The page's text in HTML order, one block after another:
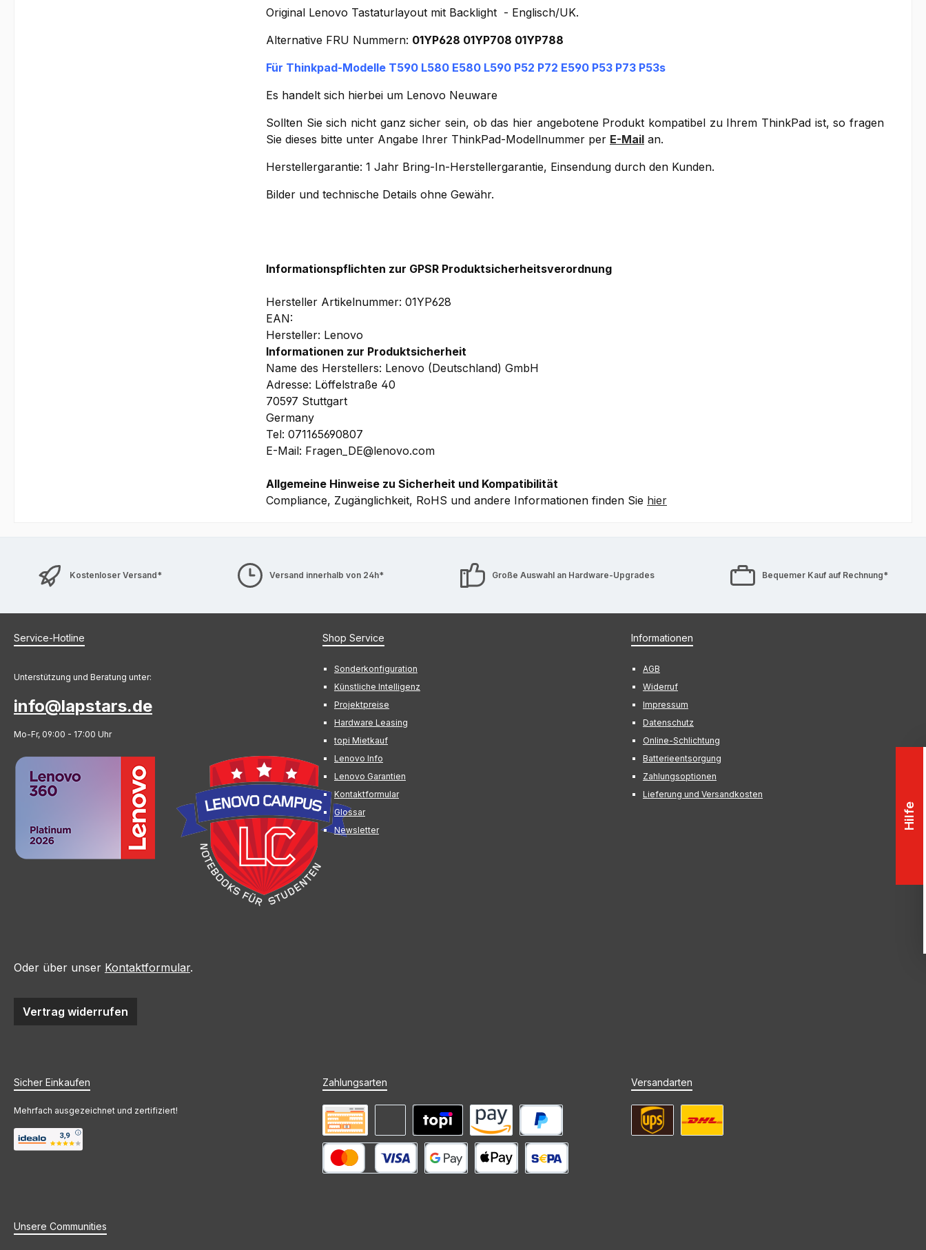
Original Lenovo Tastaturlayout mit Backlight - Englisch/UK.
Alternative FRU Nummern: 01YP628 01YP708 01YP788
Für Thinkpad-Modelle T590 L580 E580 L590 P52 P72 E590 P53 P73 P53s
Es handelt sich hierbei um Lenovo Neuware
Sollten Sie sich nicht ganz sicher sein, ob das hier angebotene Produkt kompatibel zu Ihrem ThinkPad ist, so fragen
Sie dieses bitte unter Angabe Ihrer ThinkPad-Modellnummer per E-Mail an.
Herstellergarantie: 1 Jahr Bring-In-Herstellergarantie, Einsendung durch den Kunden.
Bilder und technische Details ohne Gewähr.
Informationspflichten zur GPSR Produktsicherheitsverordnung
Hersteller Artikelnummer: 01YP628
EAN:
Hersteller: Lenovo
Informationen zur Produktsicherheit
Name des Herstellers: Lenovo (Deutschland) GmbH
Adresse: Löffelstraße 40
70597 Stuttgart
Germany
Tel: 071165690807
E-Mail: Fragen_DE@lenovo.com
Allgemeine Hinweise zu Sicherheit und Kompatibilität
Compliance, Zugänglichkeit, RoHS und andere Informationen finden Sie hier
Kostenloser Versand* Versand innerhalb von 24h* Große Auswahl an Hardware-Upgrades Bequemer Kauf auf Rechnung*
Service-Hotline
Unterstützung und Beratung unter:
info@lapstars.de
Mo-Fr, 09:00 - 17:00 Uhr
Oder über unser Kontaktformular.
Vertrag widerrufen
Shop Service
Sonderkonfiguration
Künstliche Intelligenz
Projektpreise
Hardware Leasing
topi Mietkauf
Lenovo Info
Lenovo Garantien
Kontaktformular
Glossar
Newsletter
Informationen
AGB
Widerruf
Impressum
Datenschutz
Online-Schlichtung
Batterieentsorgung
Zahlungsoptionen
Lieferung und Versandkosten
Sicher Einkaufen
Mehrfach ausgezeichnet und zertifiziert!
Zahlungsarten
PayPal
Mieten mit topi Amazon Pay
Vorkasse Rechnung (Zahlungsziel)
Versandarten
Unsere Communities
Hilfe